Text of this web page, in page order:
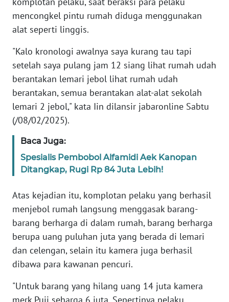
mencongkel pintu rumah diduga menggunakan
alat seperti linggis.
"Kalo kronologi awalnya saya kurang tau tapi
setelah saya pulang jam 12 siang lihat rumah udah
berantakan lemari jebol lihat rumah udah
berantakan, semua berantakan alat-alat sekolah
lemari 2 jebol," kata Iin dilansir jabaronline Sabtu
(/08/02/2025).
Baca Juga:
Spesialis Pembobol Alfamidi Aek Kanopan
Ditangkap, Rugi Rp 84 Juta Lebih!
Atas kejadian itu, komplotan pelaku yang berhasil
menjebol rumah langsung menggasak barang-
barang berharga di dalam rumah, barang berharga
berupa uang puluhan juta yang berada di lemari
dan celengan, selain itu kamera juga berhasil
dibawa para kawanan pencuri.
"Untuk barang yang hilang uang 14 juta kamera
merk Puji seharga 6 juta, Sepertinya pelaku
WN
SULTENG
SULBAR
WN
BABEL
WN
SUMBAR
WN
SUMSEL
WN
BENGKULU
WN
LAMPUNG
WN